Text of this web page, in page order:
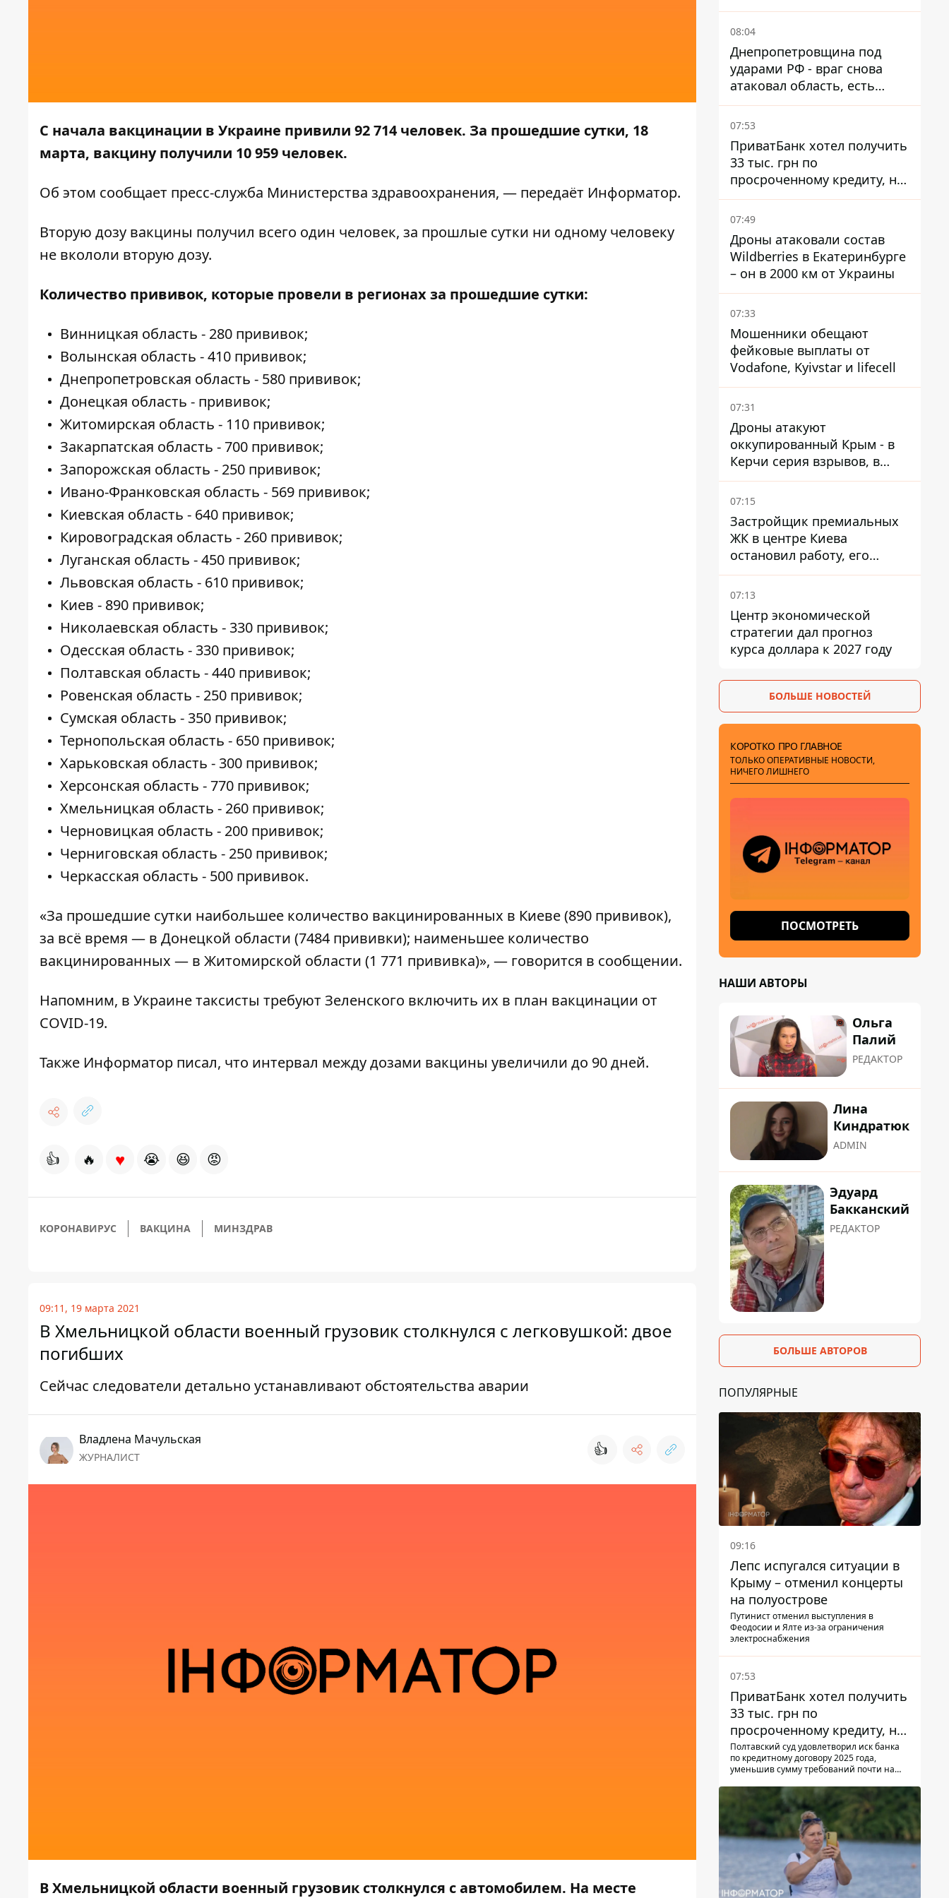
С начала вакцинации в Украине привили 92 714 человек. За прошедшие сутки, 18
марта, вакцину получили 10 959 человек.
Об этом сообщает пресс-служба Министерства здравоохранения, — передаёт Информатор.
Вторую дозу вакцины получил всего один человек, за прошлые сутки ни одному человеку
не вкололи вторую дозу.
Количество прививок, которые провели в регионах за прошедшие сутки:
Винницкая область - 280 прививок;
Волынская область - 410 прививок;
Днепропетровская область - 580 прививок;
Донецкая область - прививок;
Житомирская область - 110 прививок;
Закарпатская область - 700 прививок;
Запорожская область - 250 прививок;
Ивано-Франковская область - 569 прививок;
Киевская область - 640 прививок;
Кировоградская область - 260 прививок;
Луганская область - 450 прививок;
Львовская область - 610 прививок;
Киев - 890 прививок;
Николаевская область - 330 прививок;
Одесская область - 330 прививок;
Полтавская область - 440 прививок;
Ровенская область - 250 прививок;
Сумская область - 350 прививок;
Тернопольская область - 650 прививок;
Харьковская область - 300 прививок;
Херсонская область - 770 прививок;
Хмельницкая область - 260 прививок;
Черновицкая область - 200 прививок;
Черниговская область - 250 прививок;
Черкасская область - 500 прививок.
«За прошедшие сутки наибольшее количество вакцинированных в Киеве (890 прививок),
за всё время — в Донецкой области (7484 прививки); наименьшее количество
вакцинированных — в Житомирской области (1 771 прививка)», — говорится в сообщении.
Напомним, в Украинетаксисты требуют Зеленского включить их в план вакцинации от
COVID-19.
Также Информатор писал, что интервал между дозами вакцины увеличили до 90 дней.
👍 🔥 ♥ 😭 😆 😡
КОРОНАВИРУС ВАКЦИНА МИНЗДРАВ
09:11, 19 марта 2021
В Хмельницкой области военный грузовик столкнулся с легковушкой: двое
погибших
Сейчас следователи детально устанавливают обстоятельства аварии
Владлена Мачульская
ЖУРНАЛИСТ 👍
В Хмельницкой области военный грузовик столкнулся с автомобилем. На месте
тысячи атак
08:04
Днепропетровщина под
ударами РФ - враг снова
атаковал область, есть
разрушения и пожары
07:53
ПриватБанк хотел получить
33 тыс. грн по
просроченному кредиту, но
суд взыскал с должницы
только 22 тыс. грн
07:49
Дроны атаковали состав
Wildberries в Екатеринбурге
– он в 2000 км от Украины
07:33
Мошенники обещают
фейковые выплаты от
Vodafone, Kyivstar и lifecell
07:31
Дроны атакуют
оккупированный Крым - в
Керчи серия взрывов, в
Феодосии пожар
07:15
Застройщик премиальных
ЖК в центре Киева
остановил работу, его
руководители сбежали из
Украины - Bihus.info
07:13
Центр экономической
стратегии дал прогноз
курса доллара к 2027 году
БОЛЬШЕ НОВОСТЕЙ
КОРОТКО ПРО ГЛАВНОЕ
ТОЛЬКО ОПЕРАТИВНЫЕ НОВОСТИ,
НИЧЕГО ЛИШНЕГО
ПОСМОТРЕТЬ
НАШИ АВТОРЫ
Ольга
Палий
РЕДАКТОР
Лина
Киндратюк
ADMIN
Эдуард
Бакканский
РЕДАКТОР
БОЛЬШЕ АВТОРОВ
ПОПУЛЯРНЫЕ
09:16
Лепс испугался ситуации в
Крыму – отменил концерты
на полуострове
Путинист отменил выступления в
Феодосии и Ялте из-за ограничения
электроснабжения
07:53
ПриватБанк хотел получить
33 тыс. грн по
просроченному кредиту, но
суд взыскал с должницы
только 22 тыс. грн
Полтавский суд удовлетворил иск банка
по кредитному договору 2025 года,
уменьшив сумму требований почти на